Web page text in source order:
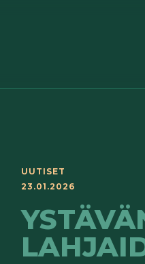
UUTISET
23.01.2026